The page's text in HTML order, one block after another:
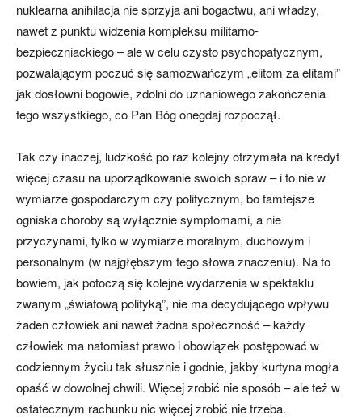
nuklearna anihilacja nie sprzyja ani bogactwu, ani władzy,
nawet z punktu widzenia kompleksu militarno-
bezpieczniackiego – ale w celu czysto psychopatycznym,
pozwalającym poczuć się samozwańczym „elitom za elitami”
jak dosłowni bogowie, zdolni do uznaniowego zakończenia
tego wszystkiego, co Pan Bóg onegdaj rozpoczął.
Tak czy inaczej, ludzkość po raz kolejny otrzymała na kredyt
więcej czasu na uporządkowanie swoich spraw – i to nie w
wymiarze gospodarczym czy politycznym, bo tamtejsze
ogniska choroby są wyłącznie symptomami, a nie
przyczynami, tylko w wymiarze moralnym, duchowym i
personalnym (w najgłębszym tego słowa znaczeniu). Na to
bowiem, jak potoczą się kolejne wydarzenia w spektaklu
zwanym „światową polityką”, nie ma decydującego wpływu
żaden człowiek ani nawet żadna społeczność – każdy
człowiek ma natomiast prawo i obowiązek postępować w
codziennym życiu tak słusznie i godnie, jakby kurtyna mogła
opaść w dowolnej chwili. Więcej zrobić nie sposób – ale też w
ostatecznym rachunku nic więcej zrobić nie trzeba.